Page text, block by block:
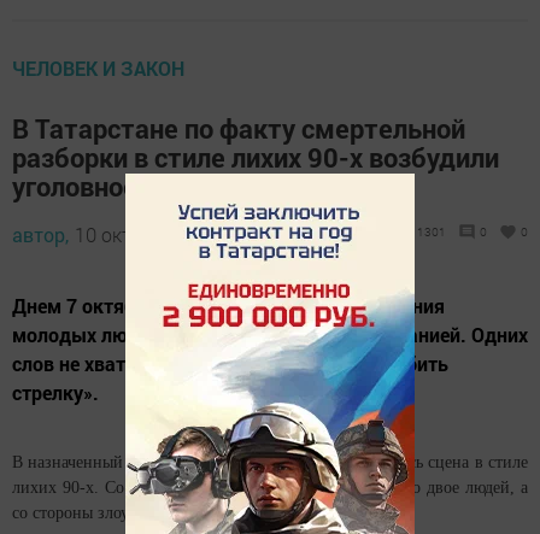
ЧЕЛОВЕК И ЗАКОН
В Татарстане по факту смертельной
разборки в стиле лихих 90-х возбудили
уголовное дело
автор, 10 октября 2017 - 04:58 1301 0 0
Днем 7 октября этого года в Елабуге компания
молодых людей повздорила с другой компанией. Одних
слов не хватило, и они решили вечером «забить
стрелку».
В назначенный час и в назначенном месте развернулась сцена в стиле
лихих 90-х. Со стороны потерпевшего заявилось всего двое людей, а
со стороны злоумышленника около восьми человек.